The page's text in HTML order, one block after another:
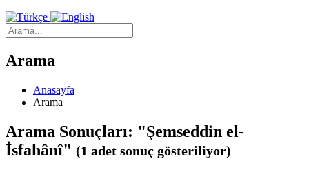
Arama
Anasayfa
Arama
Arama Sonuçları: "Şemseddin el-
İsfahânî" (1 adet sonuç gösteriliyor)